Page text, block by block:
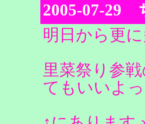
2005-07-29
明日から更
里菜祭り参
てもいいよっ